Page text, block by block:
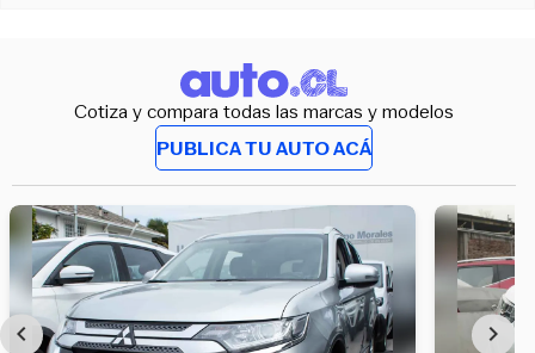
Cotiza y compara todas las marcas y modelos
PUBLICA TU AUTO ACÁ